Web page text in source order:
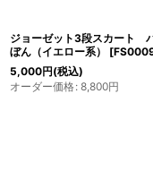
ジョーゼット3段スカート
ぼん（イエロー系）
[
5,000円(税込)
オーダー価格: 8,800円